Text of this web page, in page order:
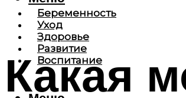
Беременность
Уход
Здоровье
Развитие
Воспитание
Какая